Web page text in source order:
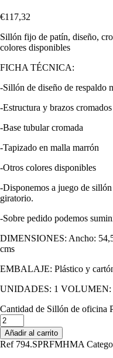
€117,32
Sillón fijo de patín, diseño,
colores disponibles
FICHA TÉCNICA:
-Sillón de diseño de respaldo
-Estructura y brazos
-Base tubular cromada
-Tapizado en malla marrón
-Otros colores disponibles
-Disponemos a juego de
giratorio.
-Sobre pedido podemos
DIMENSIONES: Ancho:
cms
EMBALAJE: Plástico y
UNIDADES: 1 VOLUMEN:
Cantidad de Sillón de oficina
Añadir al carrito
Ref 794.SPRFMHMA